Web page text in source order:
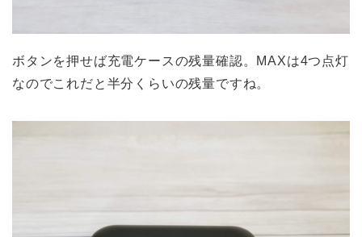
ボタンを押せば充電ケースの残量確認。MAXは4つ点灯
なのでこれだと半分くらいの残量ですね。